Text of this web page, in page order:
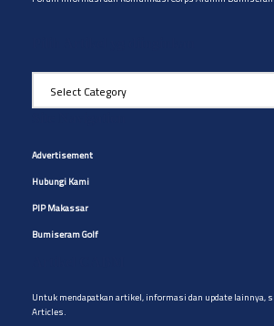
Pilih
Artikel
yg
Advertisement
Hubungi Kami
PIP Makassar
Bumiseram Golf
Untuk mendapatkan artikel, informasi dan update lainnya,
Articles.